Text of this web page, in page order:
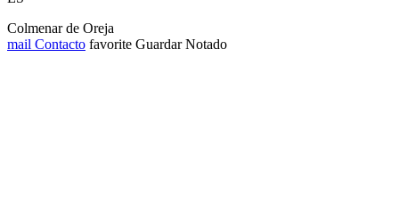
Colmenar de Oreja
mail Contacto favorite Guardar Notado